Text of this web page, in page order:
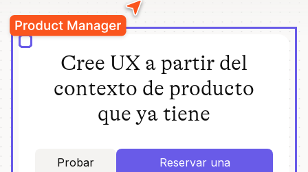
Cree UX a partir del
contexto de producto
que ya tiene
Probar
Reservar una